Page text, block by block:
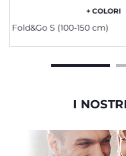
+ COLORI
Fold&Go S (100-150 cm)
I